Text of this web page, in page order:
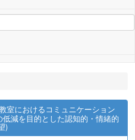
室におけるコミュニケーション
減を目的とした認知的・情緒的
)